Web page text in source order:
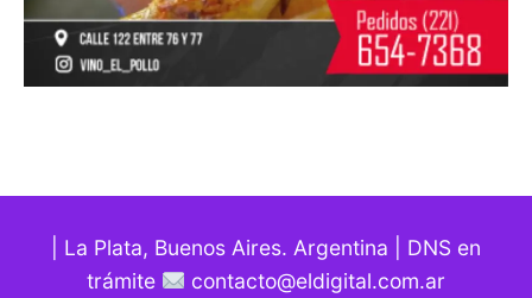
| La Plata, Buenos Aires. Argentina | DNS en
trámite
contacto@eldigital.com.ar